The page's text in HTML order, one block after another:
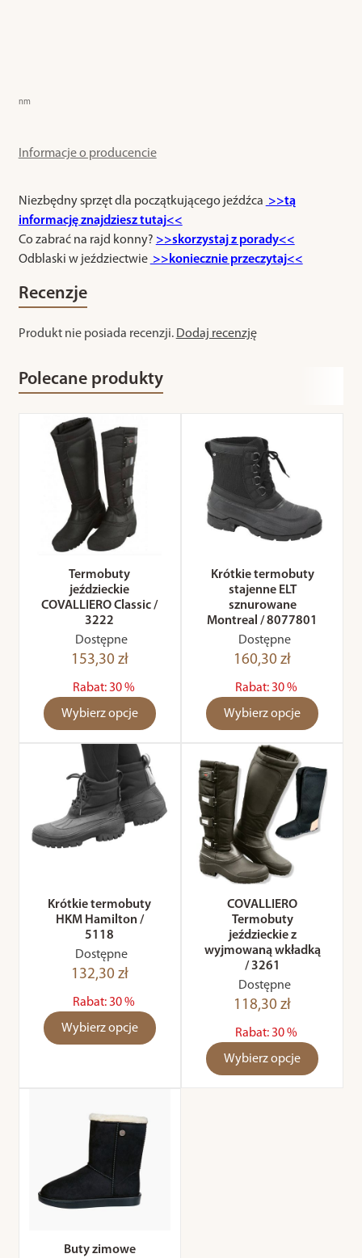
nm
Informacje o producencie
Niezbędny sprzęt dla początkującego jeźdźca >>tą
informację znajdziesz tutaj<<
Co zabrać na rajd konny? >>skorzystaj z porady<<
Odblaski w jeździectwie >>koniecznie przeczytaj<<
Recenzje
Produkt nie posiada recenzji. Dodaj recenzję
Polecane produkty
Termobuty
jeździeckie
COVALLIERO Classic /
3222
Dostępne
153,30 zł
Rabat: 30 %
Wybierz opcje
Krótkie termobuty
stajenne ELT
sznurowane
Montreal / 8077801
Dostępne
160,30 zł
Rabat: 30 %
Wybierz opcje
Krótkie termobuty
HKM Hamilton /
5118
Dostępne
132,30 zł
Rabat: 30 %
Wybierz opcje
COVALLIERO
Termobuty
jeździeckie z
wyjmowaną wkładką
/ 3261
Dostępne
118,30 zł
Rabat: 30 %
Wybierz opcje
Buty zimowe